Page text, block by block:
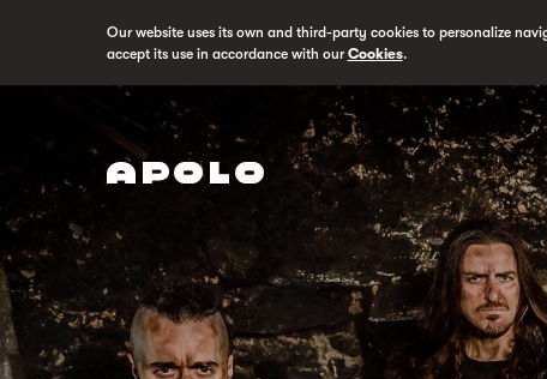
Our website uses its own and third-party cookies to personalize
accept its use in accordance with ourCookies.